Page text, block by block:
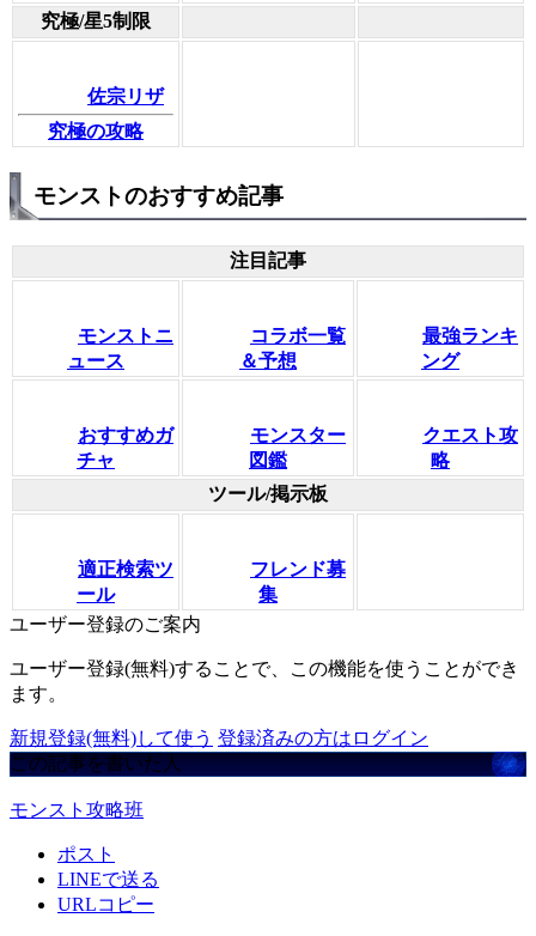
究極/星5制限
佐宗リザ
究極の攻略
モンストのおすすめ記事
注目記事
モンストニ
ュース
コラボ一覧
＆予想
最強ランキ
ング
おすすめガ
チャ
モンスター
図鑑
クエスト攻
略
ツール/掲示板
適正検索ツ
ール
フレンド募
集
ユーザー登録のご案内
ユーザー登録(無料)することで、この機能を使うことができ
ます。
新規登録(無料)して使う 登録済みの方はログイン
この記事を書いた人
モンスト攻略班
ポスト
LINEで送る
URLコピー